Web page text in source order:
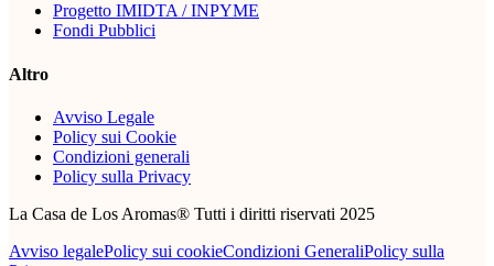
Progetto IMIDTA / INPYME
Fondi Pubblici
Altro
Avviso Legale
Policy sui Cookie
Condizioni generali
Policy sulla Privacy
La Casa de Los Aromas® Tutti i diritti riservati 2025
Avviso legalePolicy sui cookieCondizioni GeneraliPolicy sulla